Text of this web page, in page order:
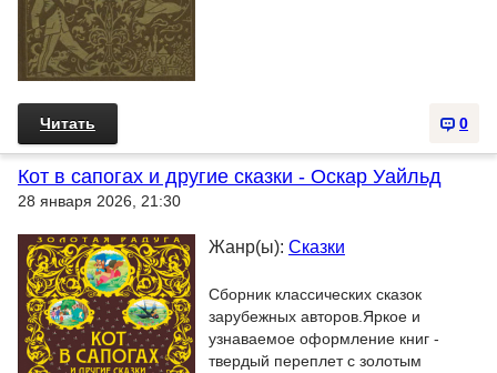
0
Читать
Кот в сапогах и другие сказки - Оскар Уайльд
28 января 2026, 21:30
Жанр(ы): Сказки
Сборник классических сказок
зарубежных авторов.Яркое и
узнаваемое оформление книг -
твердый переплет с золотым